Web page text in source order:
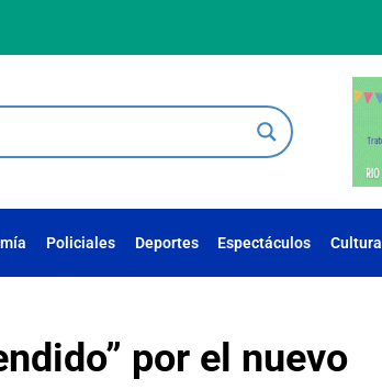
Policiales Deportes Espectáculos Cultura
por el nuevo